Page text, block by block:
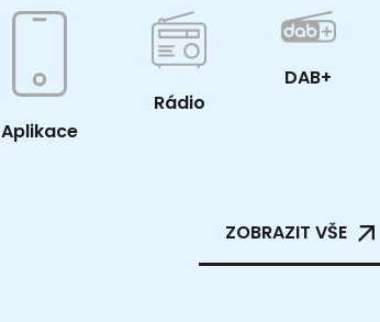
Aplikace
Rádio
DAB+
ZOBRAZIT VŠE